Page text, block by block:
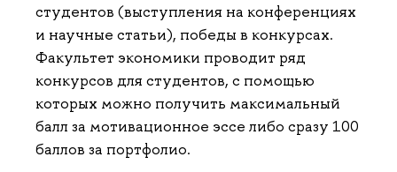
студентов (выступления на конференциях
и научные статьи), победы в конкурсах.
Факультет экономики проводит ряд
конкурсов для студентов, с помощью
которых можно получить максимальный
балл за мотивационное эссе либо сразу 100
баллов за портфолио.